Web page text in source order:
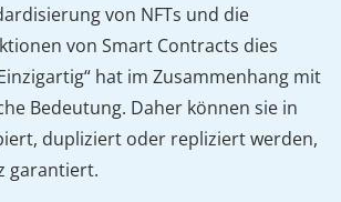
von NFTs und die
von Smart Contracts dies
hat im Zusammenhang mit
Bedeutung. Daher können sie in
dupliziert oder repliziert werden,
garantiert.